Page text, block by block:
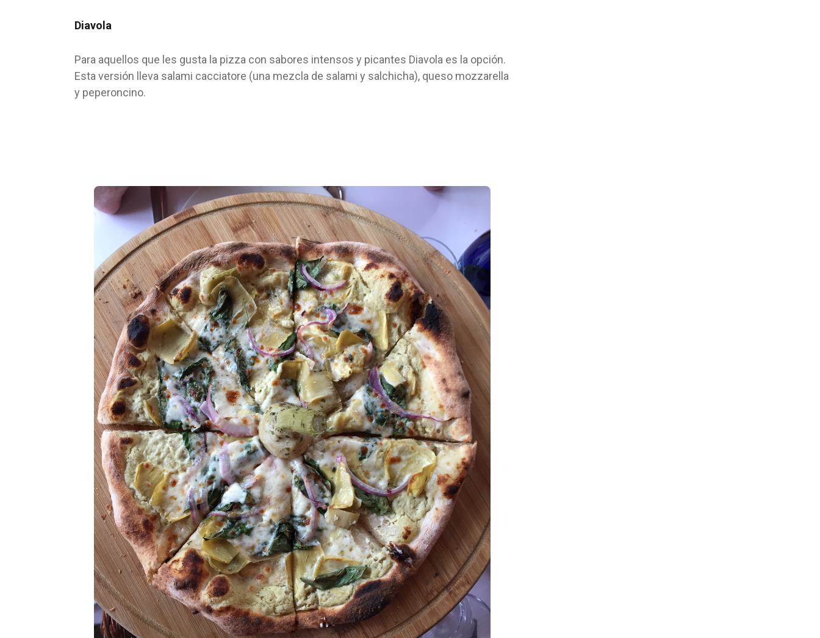
Diavola
Para aquellos que les gusta la pizza con sabores intensos y picantes Diavola es la opción.
Esta versión lleva salami cacciatore (una mezcla de salami y salchicha), queso mozzarella
y peperoncino.